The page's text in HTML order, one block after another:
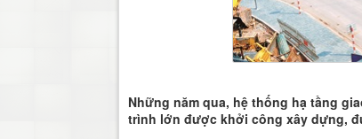
Những năm qua, hệ thống hạ tầng
trình lớn được khởi công xây dựng,